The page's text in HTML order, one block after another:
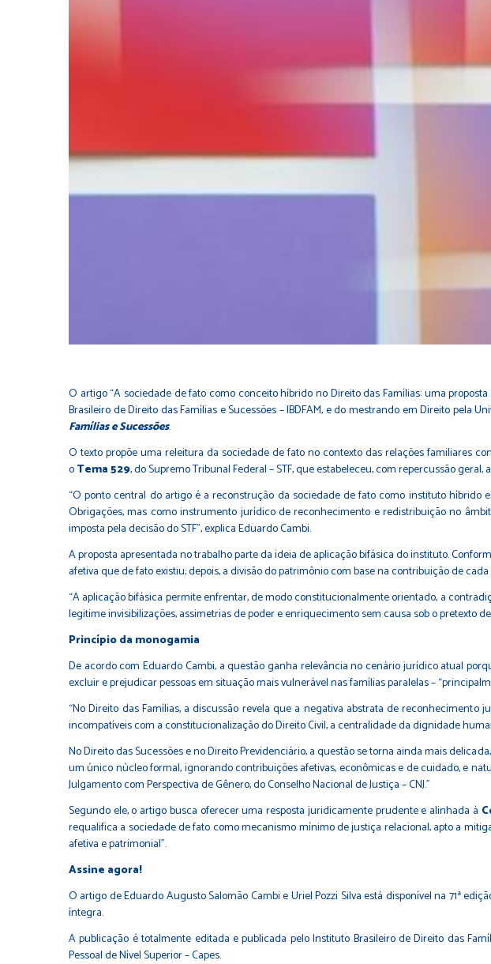
O artigo “A sociedade de fato como conceito híbrido no Direito das Famílias: uma
Brasileiro de Direito das Famílias e Sucessões – IBDFAM, e do mestrando em Direito pela
Famílias e Sucessões.
O texto propõe uma releitura da sociedade de fato no contexto das relações familiares
oTema 529, do Supremo Tribunal Federal – STF, que estabeleceu, com repercussão
“O ponto central do artigo é a reconstrução da sociedade de fato como instituto
Obrigações, mas como instrumento jurídico de reconhecimento e redistribuição no
imposta pela decisão do STF”, explica Eduardo Cambi.
A proposta apresentada no trabalho parte da ideia de aplicação bifásica do instituto.
afetiva que de fato existiu; depois, a divisão do patrimônio com base na contribuição de
“A aplicação bifásica permite enfrentar, de modo constitucionalmente orientado, a
legitime invisibilizações, assimetrias de poder e enriquecimento sem causa sob o pretexto
Princípio da monogamia
De acordo com Eduardo Cambi, a questão ganha relevância no cenário jurídico atual
excluir e prejudicar pessoas em situação mais vulnerável nas famílias paralelas –
“No Direito das Famílias, a discussão revela que a negativa abstrata de
incompatíveis com a constitucionalização do Direito Civil, a centralidade da dignidade
No Direito das Sucessões e no Direito Previdenciário, a questão se torna ainda mais
um único núcleo formal, ignorando contribuições afetivas, econômicas e de cuidado, e
Julgamento com Perspectiva de Gênero, do Conselho Nacional de Justiça – CNJ.”
Segundo ele, o artigo busca oferecer uma resposta juridicamente prudente e alinhada à
requalifica a sociedade de fato como mecanismo mínimo de justiça relacional, apto a
afetiva e patrimonial”.
Assine agora!
O artigo de Eduardo Augusto Salomão Cambi e Uriel Pozzi Silva está disponível na 71ª
íntegra.
A publicação é totalmente editada e publicada pelo Instituto Brasileiro de Direito das
Pessoal de Nível Superior – Capes.